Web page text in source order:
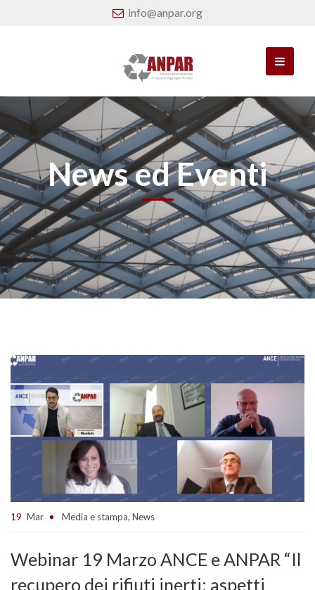
info@anpar.org
News ed Eventi
19 Mar Media e stampa, News
Webinar 19 Marzo ANCE e ANPAR “Il
recupero dei rifiuti inerti: aspetti